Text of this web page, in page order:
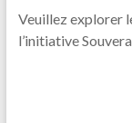
Veuillez explorer
l’initiative